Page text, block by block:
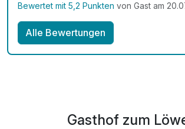
Bewertet mit 5,2 Punkten von Gast am
Alle Bewertungen
Gasthof zum